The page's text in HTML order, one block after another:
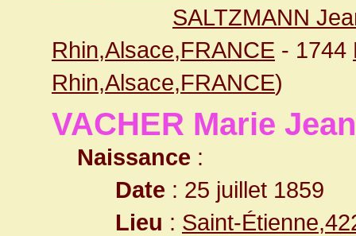
SALTZMANN
Rhin,Alsace,FRANCE - 1744
Rhin,Alsace,FRANCE)
VACHER Marie
Naissance :
Date : 25 juillet 1859
Lieu : Saint-